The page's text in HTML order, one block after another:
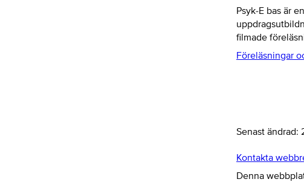
Psyk-E bas är
filmade
Föreläsningar
Senast ändrad:
Kontakta
Denna